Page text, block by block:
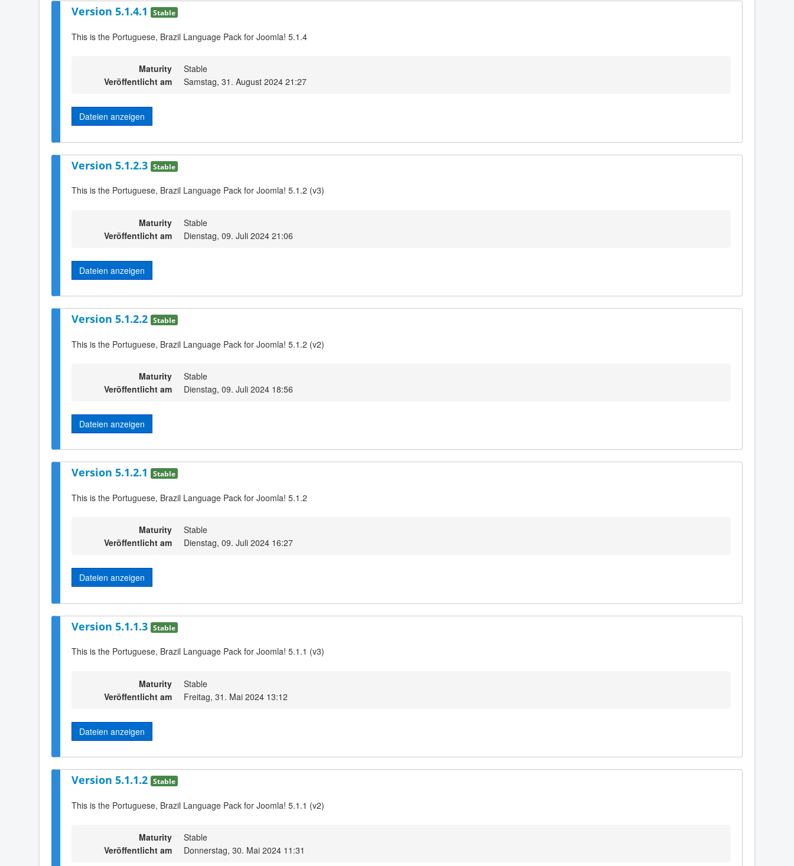
Version 5.1.4.1 Stable
This is the Portuguese, Brazil Language Pack for Joomla! 5.1.4
Maturity
Stable
Veröffentlicht am
Samstag, 31. August 2024 21:27
Dateien anzeigen
Version 5.1.2.3 Stable
This is the Portuguese, Brazil Language Pack for Joomla! 5.1.2 (v3)
Maturity
Stable
Veröffentlicht am
Dienstag, 09. Juli 2024 21:06
Dateien anzeigen
Version 5.1.2.2 Stable
This is the Portuguese, Brazil Language Pack for Joomla! 5.1.2 (v2)
Maturity
Stable
Veröffentlicht am
Dienstag, 09. Juli 2024 18:56
Dateien anzeigen
Version 5.1.2.1 Stable
This is the Portuguese, Brazil Language Pack for Joomla! 5.1.2
Maturity
Stable
Veröffentlicht am
Dienstag, 09. Juli 2024 16:27
Dateien anzeigen
Version 5.1.1.3 Stable
This is the Portuguese, Brazil Language Pack for Joomla! 5.1.1 (v3)
Maturity
Stable
Veröffentlicht am
Freitag, 31. Mai 2024 13:12
Dateien anzeigen
Version 5.1.1.2 Stable
This is the Portuguese, Brazil Language Pack for Joomla! 5.1.1 (v2)
Maturity
Stable
Veröffentlicht am
Donnerstag, 30. Mai 2024 11:31